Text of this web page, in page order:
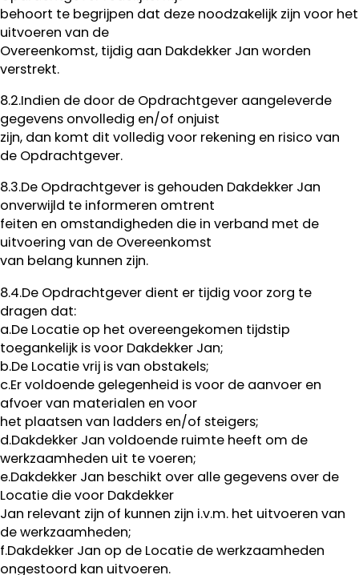
behoort te begrijpen dat deze noodzakelijk zijn voor het
uitvoeren van de
Overeenkomst, tijdig aan Dakdekker Jan worden
verstrekt.
8.2.Indien de door de Opdrachtgever aangeleverde
gegevens onvolledig en/of onjuist
zijn, dan komt dit volledig voor rekening en risico van
de Opdrachtgever.
8.3.De Opdrachtgever is gehouden Dakdekker Jan
onverwijld te informeren omtrent
feiten en omstandigheden die in verband met de
uitvoering van de Overeenkomst
van belang kunnen zijn.
8.4.De Opdrachtgever dient er tijdig voor zorg te
dragen dat:
a.De Locatie op het overeengekomen tijdstip
toegankelijk is voor Dakdekker Jan;
b.De Locatie vrij is van obstakels;
c.Er voldoende gelegenheid is voor de aanvoer en
afvoer van materialen en voor
het plaatsen van ladders en/of steigers;
d.Dakdekker Jan voldoende ruimte heeft om de
werkzaamheden uit te voeren;
e.Dakdekker Jan beschikt over alle gegevens over de
Locatie die voor Dakdekker
Jan relevant zijn of kunnen zijn i.v.m. het uitvoeren van
de werkzaamheden;
f.Dakdekker Jan op de Locatie de werkzaamheden
ongestoord kan uitvoeren.